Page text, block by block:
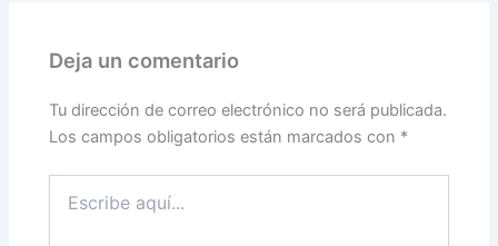
Deja un comentario
Tu dirección de correo electrónico no será publicada.
Los campos obligatorios están marcados con *
aquí...